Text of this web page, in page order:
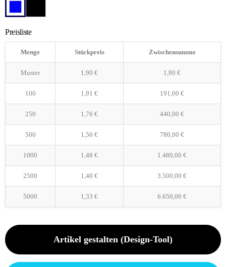
Preisliste
Menge Stückpreis Zwischensumme
Muster 1,90 € 1,90 €
100 1,91 € 191,00 €
250 1,76 € 440,00 €
500 1,56 € 780,00 €
1000 1,48 € 1.480,00 €
2500 1,40 € 3.500,00 €
5000 1,33 € 6.650,00 €
Artikel gestalten (Design-Tool)